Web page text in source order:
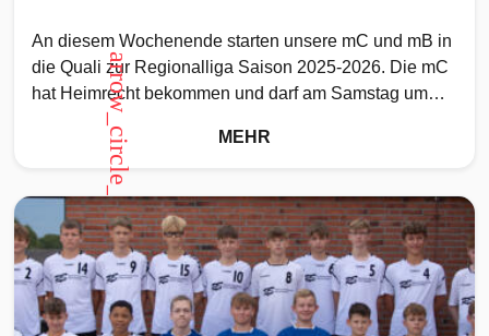
An diesem Wochenende starten unsere mC und mB in
die Quali zur Regionalliga Saison 2025-2026. Die mC
hat Heimrecht bekommen und darf am Samstag um
arrow_circle_up MEHR